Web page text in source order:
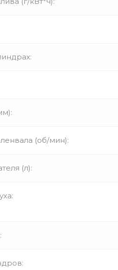
(об/мин):
(л):